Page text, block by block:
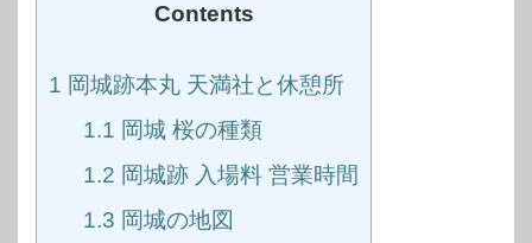
Contents
1 岡城跡本丸 天満社と休憩所
1.1 岡城 桜の種類
1.2 岡城跡 入場料 営業時間
1.3 岡城の地図